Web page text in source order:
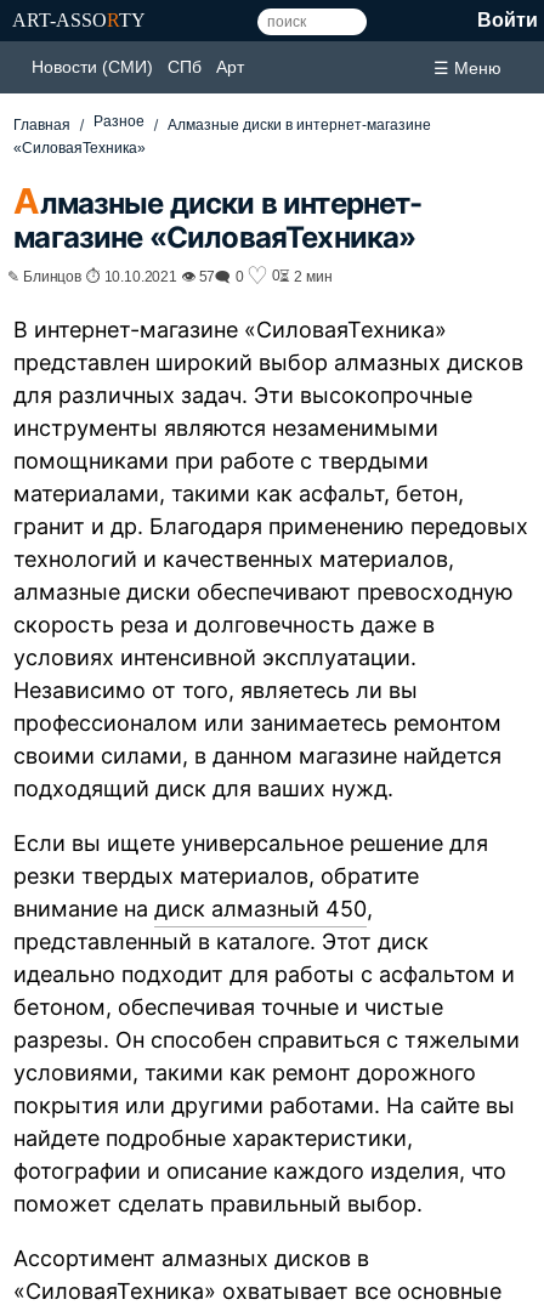
ART-ASSORTY Войти
Новости (СМИ) СПб Арт ☰ Меню
Главная Разное
Алмазные диски в интернет-магазине
«СиловаяТехника»
Алмазные диски в интернет-
магазине «СиловаяТехника»
✎ Блинцов ⏱ 10.10.2021 👁 57🗨 0 ♡ 0⏳ 2 мин
В интернет-магазине «СиловаяТехника»
представлен широкий выбор алмазных дисков
для различных задач. Эти высокопрочные
инструменты являются незаменимыми
помощниками при работе с твердыми
материалами, такими как асфальт, бетон,
гранит и др. Благодаря применению передовых
технологий и качественных материалов,
алмазные диски обеспечивают превосходную
скорость реза и долговечность даже в
условиях интенсивной эксплуатации.
Независимо от того, являетесь ли вы
профессионалом или занимаетесь ремонтом
своими силами, в данном магазине найдется
подходящий диск для ваших нужд.
Если вы ищете универсальное решение для
резки твердых материалов, обратите
внимание надиск алмазный 450,
представленный в каталоге. Этот диск
идеально подходит для работы с асфальтом и
бетоном, обеспечивая точные и чистые
разрезы. Он способен справиться с тяжелыми
условиями, такими как ремонт дорожного
покрытия или другими работами. На сайте вы
найдете подробные характеристики,
фотографии и описание каждого изделия, что
поможет сделать правильный выбор.
Ассортимент алмазных дисков в
«СиловаяТехника» охватывает все основные